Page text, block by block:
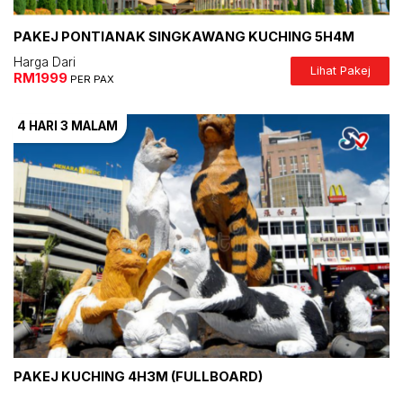
PAKEJ PONTIANAK SINGKAWANG KUCHING 5H4M
Harga Dari
RM1999 PER PAX
Lihat Pakej
4 HARI 3 MALAM
PAKEJ KUCHING 4H3M (FULLBOARD)